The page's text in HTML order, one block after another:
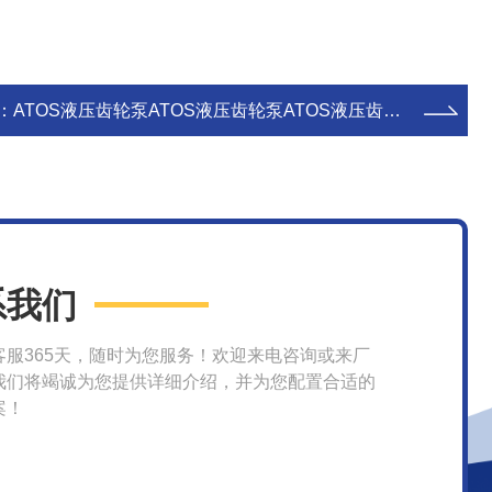
ATOS液压齿轮泵ATOS液压齿轮泵ATOS液压齿轮泵PFG-114/意大利原装阿托斯叶片泵
们
服365天，随时为您服务！欢迎来电咨询或来厂
们将竭诚为您提供详细介绍，并为您配置合适的